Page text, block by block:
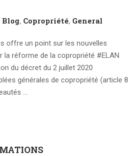
Blog, Copropriété, General
offre un point sur les nouvelles
la réforme de la copropriété #ELAN
du décret du 2 juillet 2020
générales de copropriété (article 8
…